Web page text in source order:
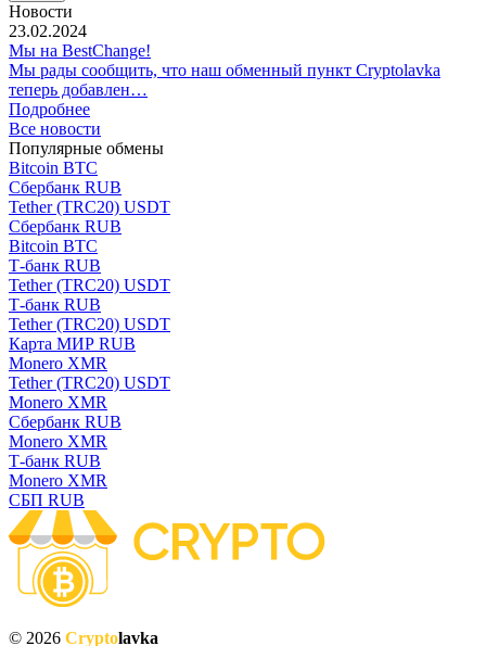
Новости
23.02.2024
Мы на BestChange!
Мы рады сообщить, что наш обменный пункт Cryptolavka
теперь добавлен…
Подробнее
Все новости
Популярные обмены
Bitcoin BTC
Сбербанк RUB
Tether (TRC20) USDT
Сбербанк RUB
Bitcoin BTC
Т-банк RUB
Tether (TRC20) USDT
Т-банк RUB
Tether (TRC20) USDT
Карта МИР RUB
Monero XMR
Tether (TRC20) USDT
Monero XMR
Сбербанк RUB
Monero XMR
Т-банк RUB
Monero XMR
СБП RUB
© 2026 Cryptolavka